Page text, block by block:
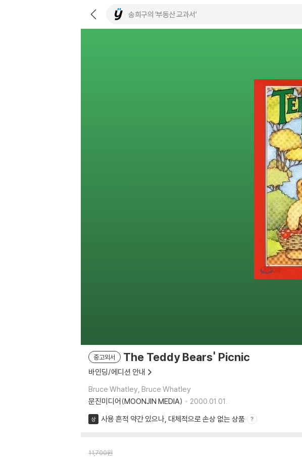
중고외서 The Teddy Bears' Picnic
바인딩/에디션 안내
Bruce Whatley, Bruce Whatley
문진미디어(MOONJIN MEDIA)
2000.01.01.
상 사용 흔적 약간 있으나, 대체적으로 손상 없는 상품
11,700원